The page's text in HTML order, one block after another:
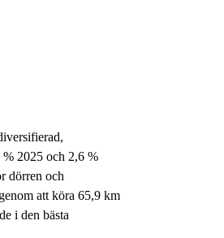
2025 och 2,6 %
dörren och
att köra 65,9 km
i den bästa